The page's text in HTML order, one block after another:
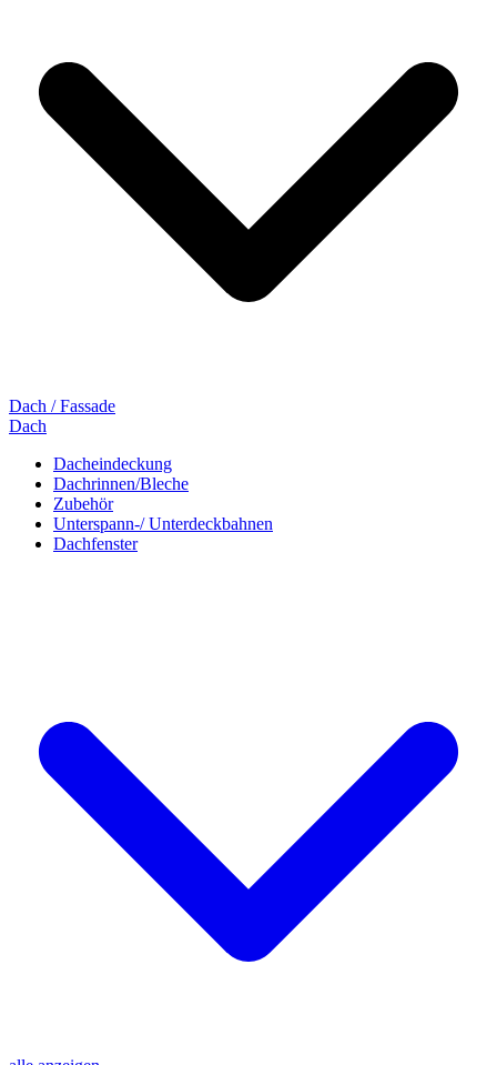
Dach / Fassade
Dach
Dacheindeckung
Dachrinnen/Bleche
Zubehör
Unterspann-/ Unterdeckbahnen
Dachfenster